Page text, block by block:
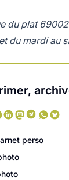
du plat
du mardi au
perso